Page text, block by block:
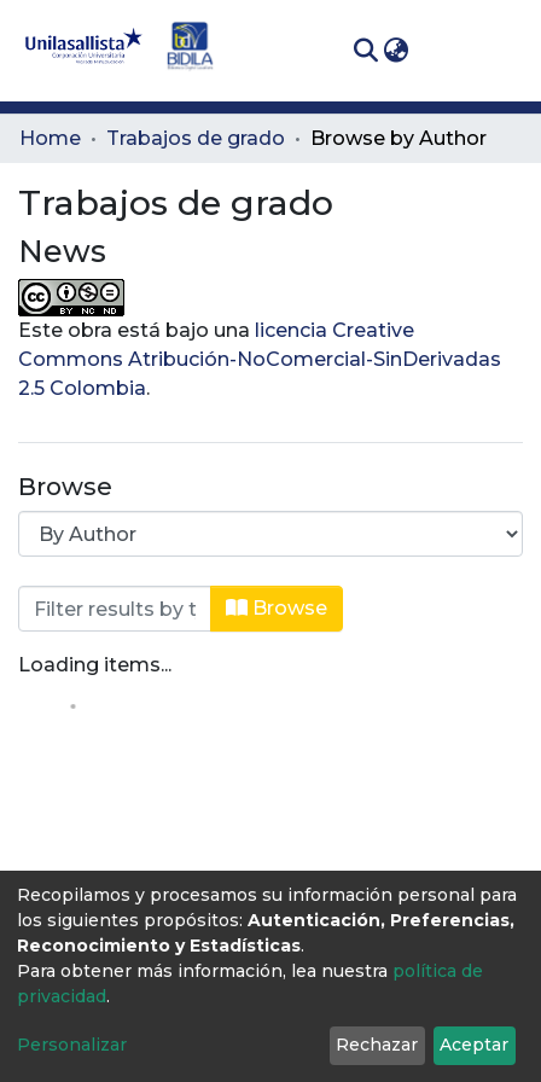
Communities
All of DSpace
Home Trabajos de grado Browse by Author
Trabajos de grado
News
Este obra está bajo una licencia Creative
Commons Atribución-NoComercial-SinDerivadas
2.5 Colombia.
Browse
Browsing Trabajos de grado by
Browse
Loading items...
Recopilamos y procesamos su información personal para
los siguientes propósitos: Autenticación, Preferencias,
Reconocimiento y Estadísticas.
Para obtener más información, lea nuestra política de
privacidad.
Personalizar Rechazar Aceptar